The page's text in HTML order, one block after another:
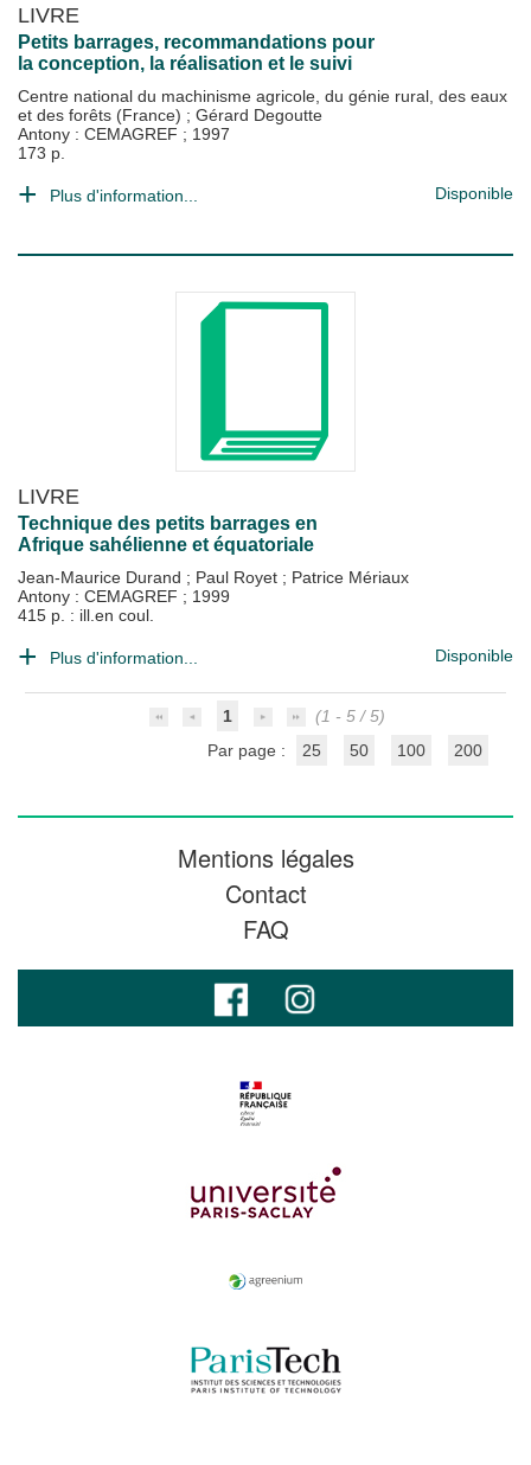
LIVRE
Petits barrages, recommandations pour
la conception, la réalisation et le suivi
Centre national du machinisme agricole, du génie rural, des eaux
et des forêts (France) ; Gérard Degoutte
Antony : CEMAGREF ; 1997
173 p.
Plus d'information... Disponible
LIVRE
Technique des petits barrages en
Afrique sahélienne et équatoriale
Jean-Maurice Durand ; Paul Royet ; Patrice Mériaux
Antony : CEMAGREF ; 1999
415 p. : ill.en coul.
Plus d'information... Disponible
1
(1 - 5 / 5)
Par page :
25 50 100 200
Mentions légales
Contact
FAQ